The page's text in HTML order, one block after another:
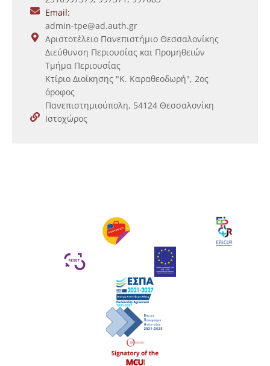
Email:
admin-tpe@ad.auth.gr
Αριστοτέλειο Πανεπιστήμιο Θεσσαλονίκης
Διεύθυνση Περιουσίας και Προμηθειών
Τμήμα Περιουσίας
Κτίριο Διοίκησης "Κ. Καραθεοδωρή", 2ος
όροφος
Πανεπιστημιούπολη, 54124 Θεσσαλονίκη
Ιστοχώρος